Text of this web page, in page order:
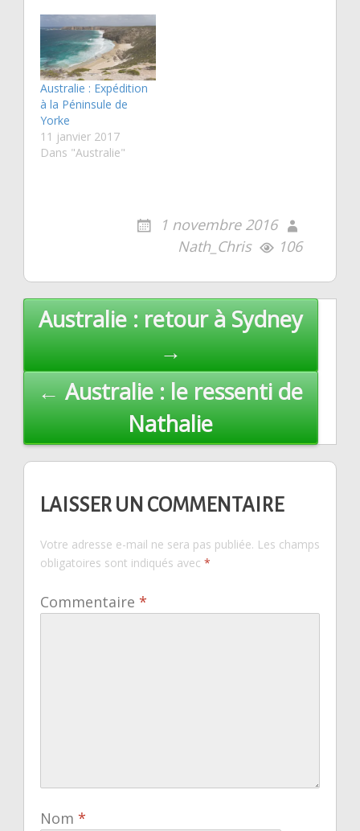
Australie : Expédition
à la Péninsule de
Yorke
11 janvier 2017
Dans "Australie"
1 novembre 2016
Nath_Chris
106
Post
navigation
Australie : retour à Sydney
→
← Australie : le ressenti de
Nathalie
LAISSER UN COMMENTAIRE
Votre adresse e-mail ne sera pas publiée. Les champs
obligatoires sont indiqués avec *
Commentaire *
Nom *